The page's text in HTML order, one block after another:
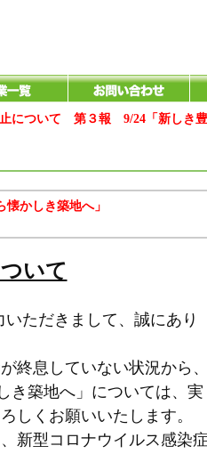
について 第３報 9/24「新しき
かしき築地へ」
いて
ただきまして、誠にあり
終息していない状況から
き築地へ」については、実
しくお願いいたします。
新型コロナウイルス感染